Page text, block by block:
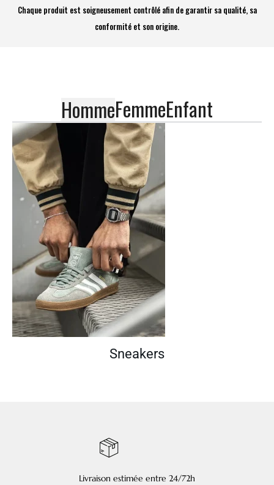
Chaque produit est soigneusement contrôlé afin de garantir sa qualité, sa
conformité et son origine.
HommeFemmeEnfant
Sneakers
Livraison estimée entre 24/72h